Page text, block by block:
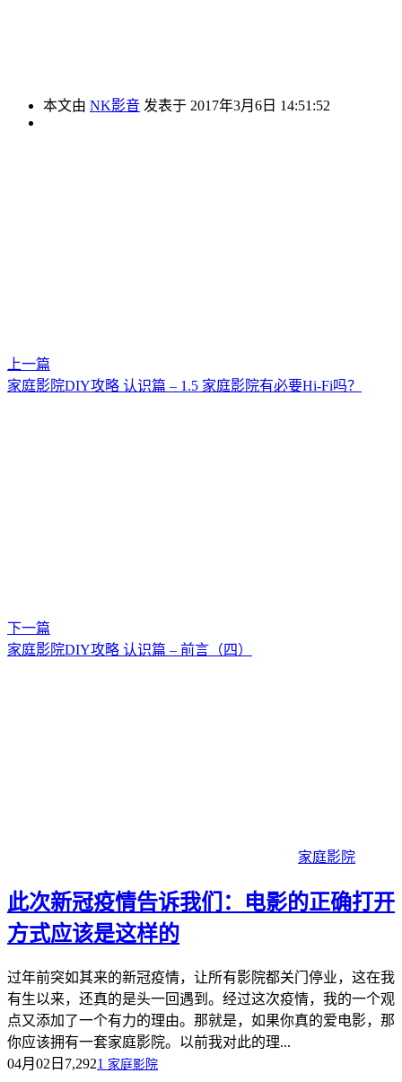
本文由 NK影音 发表于 2017年3月6日 14:51:52
上一篇
家庭影院DIY攻略 认识篇 – 1.5 家庭影院有必要Hi-Fi吗？
下一篇
家庭影院DIY攻略 认识篇 – 前言（四）
家庭影院
此次新冠疫情告诉我们：电影的正确打开
方式应该是这样的
过年前突如其来的新冠疫情，让所有影院都关门停业，这在我
有生以来，还真的是头一回遇到。经过这次疫情，我的一个观
点又添加了一个有力的理由。那就是，如果你真的爱电影，那
你应该拥有一套家庭影院。以前我对此的理...
04月02日 7,2921 家庭影院